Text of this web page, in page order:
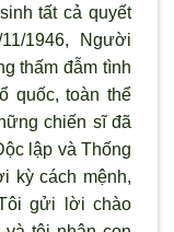
tất cả quyết
1946, Người
thấm đẫm tình
quốc, toàn thể
chiến sĩ đã
lập và Thống
kỳ cách mệnh,
gửi lời chào